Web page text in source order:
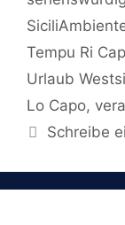
Tempu Ri
Urlaub
Lo Capo,
Schreibe